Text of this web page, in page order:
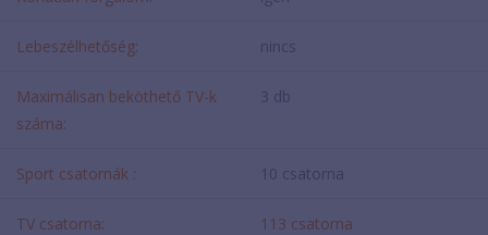
Lebeszélhetőség: nincs
Maximálisan beköthető TV-k
száma:
3 db
Sport csatornák : 10 csatorna
TV csatorna: 113 csatorna